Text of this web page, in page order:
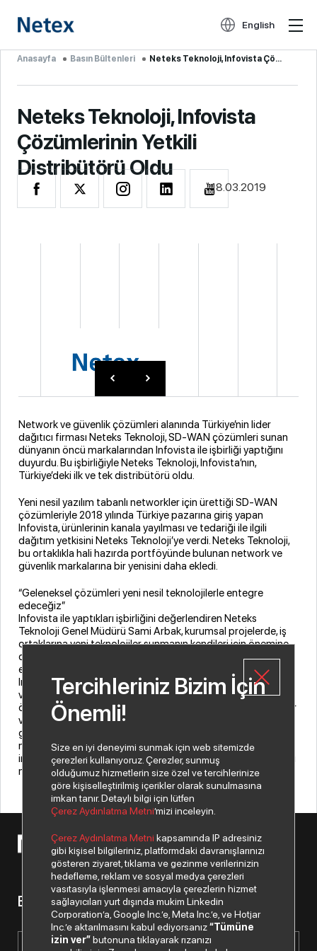
English
Anasayfa Basın Bültenleri Neteks Teknoloji, Infovista Çözüm...
Neteks Teknoloji, Infovista
Çözümlerinin Yetkili
Distribütörü Oldu
18.03.2019
Network ve güvenlik çözümleri alanında Türkiye’nin lider
dağıtıcı firması Neteks Teknoloji, SD-WAN çözümleri sunan
dünyanın öncü markalarından Infovista ile işbirliği yaptığını
duyurdu. Bu işbirliğiyle Neteks Teknoloji, Infovista’nın,
Türkiye’deki ilk ve tek distribütörü oldu.
Yeni nesil yazılım tabanlı networkler için ürettiği SD-WAN
çözümleriyle 2018 yılında Türkiye pazarına giriş yapan
Infovista, ürünlerinin kanala yayılması ve tedariği ile ilgili
dağıtım yetkisini Neteks Teknoloji’ye verdi. Neteks Teknoloji,
bu ortaklıkla hali hazırda portföyünde bulunan network ve
güvenlik markalarına bir yenisini daha ekledi.
“Geleneksel çözümleri yeni nesil teknolojilerle entegre
edeceğiz”
Infovista ile yaptıkları işbirliğini değerlendiren Neteks
Teknoloji Genel Müdürü Sami Arbak, kurumsal projelerde, iş
ortaklarına yeni teknolojiler sunmanın kendileri için önemine
dikkat çekti. Bu yeniliklerin kurumlarda var olan çözümlerle
entegre olabilmesinin gerekliliğine işaret eden Arbak,
InfoVista ile yapılan anlaşmanın bu alanda bir ilk olduğunu
vurguladı. Arbak konuyla ilgili ayrıca, “SDN teknolojileri
özellikle uygulama yönetimi alanında ciddi avantajlar sağlıyor
ve InfoVista çözümleri bu alanda ciddi fark yaratıyor. Artık
geleneksel yapıdaki ürün ve çözümlerin, mutlak suretle yeni
nesil teknolojilerle birleştirilerek sunulmasının gerektiğine
inandığımızdan, Infovista ile yapmış olduğumuz işbirliği, ticari
motivasyonumuza da büyük katkı sağlayacaktır dedi.
© 2026 Copyright Netex A.Ş. Tüm hakları saklıdır.
Bizden haberiniz olsun.
Tercihleriniz Bizim İçin
Önemli!
Size en iyi deneyimi sunmak için web sitemizde
çerezleri kullanıyoruz. Çerezler, sunmuş
olduğumuz hizmetlerin size özel ve tercihlerinize
göre kişiselleştirilmiş içerikler olarak sunulmasına
imkan tanır. Detaylı bilgi için lütfen
Çerez Aydınlatma Metni’mizi inceleyin.
Çerez Aydınlatma Metni kapsamında IP adresiniz
gibi kişisel bilgileriniz, platformdaki davranışlarınızı
gösteren ziyaret, tıklama ve gezinme verilerinizin
hedefleme, reklam ve sosyal medya çerezleri
vasıtasıyla işlenmesi amacıyla çerezlerin hizmet
sağlayıcıları yurt dışında mukim Linkedin
Corporation’a, Google Inc.’e, Meta Inc.’e, ve Hotjar
Inc.’e aktarılmasını kabul ediyorsanız“Tümüne
izin ver”butonuna tıklayarak rızanızı